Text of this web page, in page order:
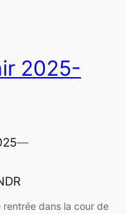
2025-
—
dans la cour de